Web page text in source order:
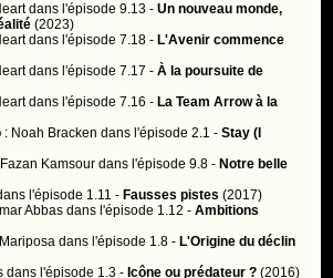
dans l'épisode 9.13 -Un nouveau monde,
(2023)
dans l'épisode 7.18 - L'Avenir commence
dans l'épisode 7.17 -À la poursuite de
dans l'épisode 7.16 - La Team Arrow à la
: Noah Bracken dans l'épisode 2.1 -Stay (I
Fazan Kamsour dans l'épisode 9.8 - Notre belle
l'épisode 1.11 - Fausses pistes (2017)
Abbas dans l'épisode 1.12 -Ambitions
dans l'épisode 1.8 - L'Origine du déclin
dans l'épisode 1.3 - Icône ou prédateur ? (2016)